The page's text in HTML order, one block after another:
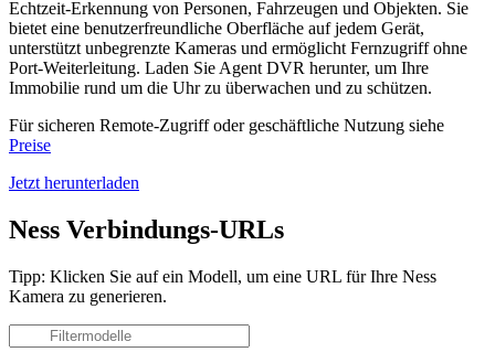
Echtzeit-Erkennung von Personen, Fahrzeugen und Objekten. Sie
bietet eine benutzerfreundliche Oberfläche auf jedem Gerät,
unterstützt unbegrenzte Kameras und ermöglicht Fernzugriff ohne
Port-Weiterleitung. Laden Sie Agent DVR herunter, um Ihre
Immobilie rund um die Uhr zu überwachen und zu schützen.
Für sicheren Remote-Zugriff oder geschäftliche Nutzung siehe
Preise
Jetzt herunterladen
Ness Verbindungs-URLs
Tipp: Klicken Sie auf ein Modell, um eine URL für Ihre Ness
Kamera zu generieren.